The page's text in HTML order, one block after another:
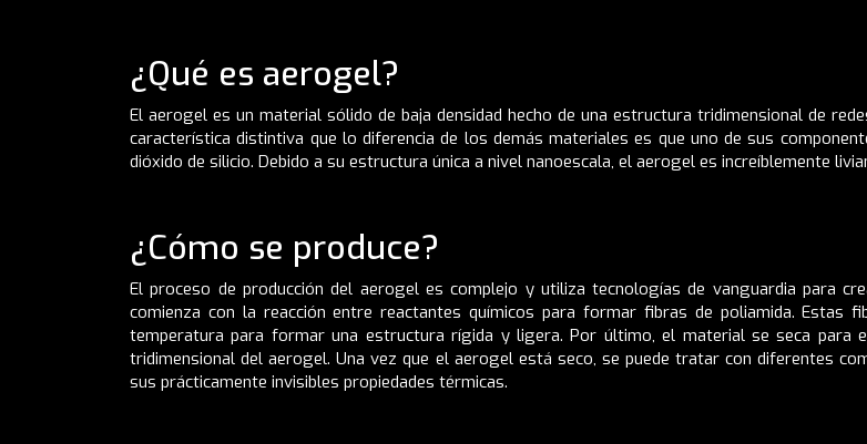
¿Qué es aerogel?
El aerogel es un material sólido de baja densidad hecho de una estructura tridimensional de
característica distintiva que lo diferencia de los demás materiales es que uno de sus
dióxido de silicio. Debido a su estructura única a nivel nanoescala, el aerogel es increíblemente
¿Cómo se produce?
El proceso de producción del aerogel es complejo y utiliza tecnologías de vanguardia para
comienza con la reacción entre reactantes químicos para formar fibras de poliamida. Estas
temperatura para formar una estructura rígida y ligera. Por último, el material se seca para
tridimensional del aerogel. Una vez que el aerogel está seco, se puede tratar con diferentes
sus prácticamente invisibles propiedades térmicas.